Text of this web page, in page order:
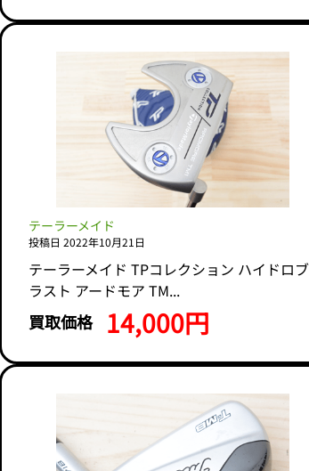
テーラーメイド
投稿日 2022年10月21日
テーラーメイド TPコレクション ハイドロブ
ラスト アードモア TM...
買取価格 14,000円